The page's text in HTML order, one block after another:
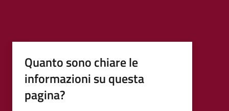
Quanto sono chiare le
informazioni su questa
pagina?